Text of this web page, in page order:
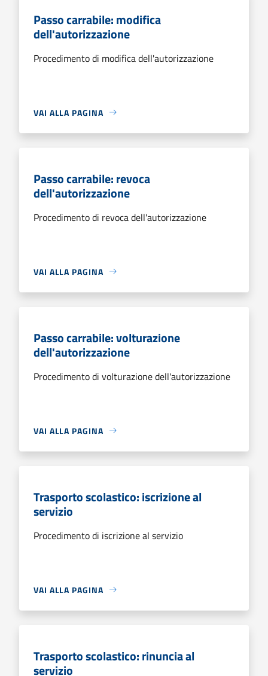
Passo carrabile: modifica
dell'autorizzazione
Procedimento di modifica dell'autorizzazione
VAI ALLA PAGINA
Passo carrabile: revoca
dell'autorizzazione
Procedimento di revoca dell'autorizzazione
VAI ALLA PAGINA
Passo carrabile: volturazione
dell'autorizzazione
Procedimento di volturazione dell'autorizzazione
VAI ALLA PAGINA
Trasporto scolastico: iscrizione al
servizio
Procedimento di iscrizione al servizio
VAI ALLA PAGINA
Trasporto scolastico: rinuncia al
servizio